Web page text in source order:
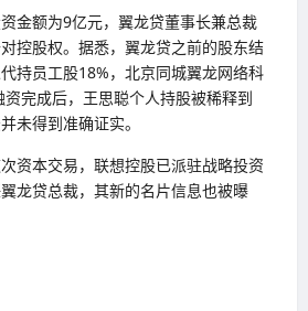
金额为9亿元，翼龙贷董事长兼总裁
对控股权。据悉，翼龙贷之前的股东结
持员工股18%，北京同城翼龙网络科
完成后，王思聪个人持股被稀释到
未得到准确证实。
资本交易，联想控股已派驻战略投资
龙贷总裁，其新的名片信息也被曝